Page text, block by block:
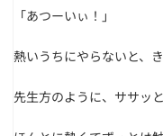
「あつーいぃ！」
熱いうちにやらないと、
先生方のように、ササッ